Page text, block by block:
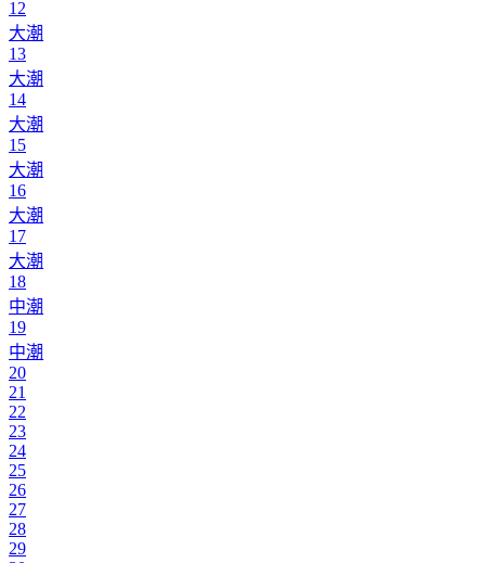
12
大潮
13
大潮
14
大潮
15
大潮
16
大潮
17
大潮
18
中潮
19
中潮
20
21
22
23
24
25
26
27
28
29